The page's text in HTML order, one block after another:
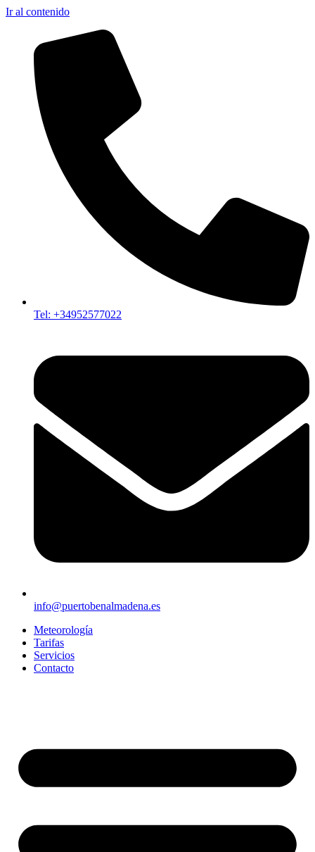
Ir al contenido
Tel: +34952577022
info@puertobenalmadena.es
Meteorología
Tarifas
Servicios
Contacto